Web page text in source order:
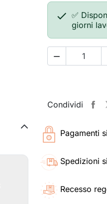
 ✅
giorni

Condividi
Pagamenti
Spedizioni
Recesso